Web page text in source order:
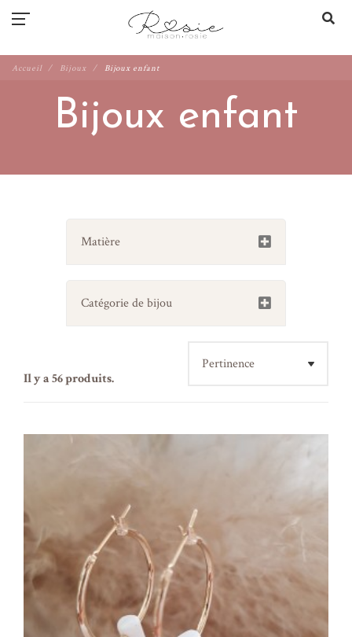
Accueil Bijoux Bijoux enfant
Bijoux enfant
Matière
Catégorie de bijou
Il y a 56 produits.